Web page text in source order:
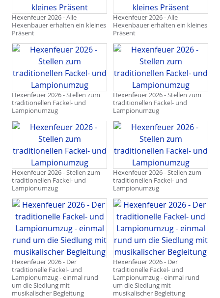
Hexenfeuer 2026 - Alle
Hexenbauer erhalten ein kleines
Präsent
Hexenfeuer 2026 - Alle
Hexenbauer erhalten ein kleines
Präsent
Hexenfeuer 2026 - Stellen zum
traditionellen Fackel- und
Lampionumzug
Hexenfeuer 2026 - Stellen zum
traditionellen Fackel- und
Lampionumzug
Hexenfeuer 2026 - Stellen zum
traditionellen Fackel- und
Lampionumzug
Hexenfeuer 2026 - Stellen zum
traditionellen Fackel- und
Lampionumzug
Hexenfeuer 2026 - Der
traditionelle Fackel- und
Lampionumzug - einmal rund
um die Siedlung mit
musikalischer Begleitung
Hexenfeuer 2026 - Der
traditionelle Fackel- und
Lampionumzug - einmal rund
um die Siedlung mit
musikalischer Begleitung